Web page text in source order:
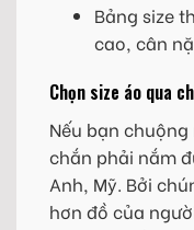
Bảng size
cao, cân
Chọn size áo qua
Nếu bạn
chắn phải nắm
Anh, Mỹ. Bởi
hơn đồ của